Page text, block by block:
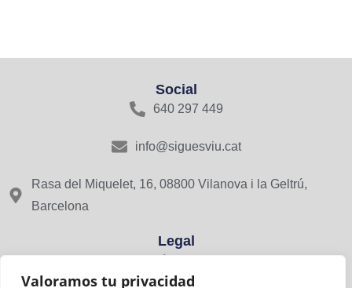
Valoramos tu privacidad
Social
640 297 449
info@siguesviu.cat
Rasa del Miquelet, 16, 08800 Vilanova i la Geltrú,
Barcelona
Legal